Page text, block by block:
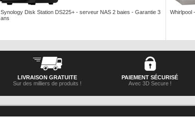
Synology Disk Station DS225+ - serveur NAS 2 baies - Garantie 3
ans
Whirlpool
LIVRAISON GRATUITE
Sur des milliers de produits !
PAIEMENT SÉCURISÉ
Avec 3D Secure !